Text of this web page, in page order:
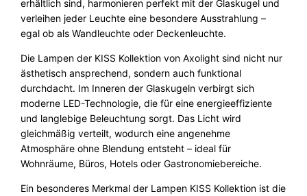
erhältlich sind, harmonieren perfekt mit der Glaskugel und
verleihen jeder Leuchte eine besondere Ausstrahlung –
egal ob als Wandleuchte oder Deckenleuchte.
Die Lampen der KISS Kollektion von Axolight sind nicht nur
ästhetisch ansprechend, sondern auch funktional
durchdacht. Im Inneren der Glaskugeln verbirgt sich
moderne LED-Technologie, die für eine energieeffiziente
und langlebige Beleuchtung sorgt. Das Licht wird
gleichmäßig verteilt, wodurch eine angenehme
Atmosphäre ohne Blendung entsteht – ideal für
Wohnräume, Büros, Hotels oder Gastronomiebereiche.
Ein besonderes Merkmal der Lampen KISS Kollektion ist die